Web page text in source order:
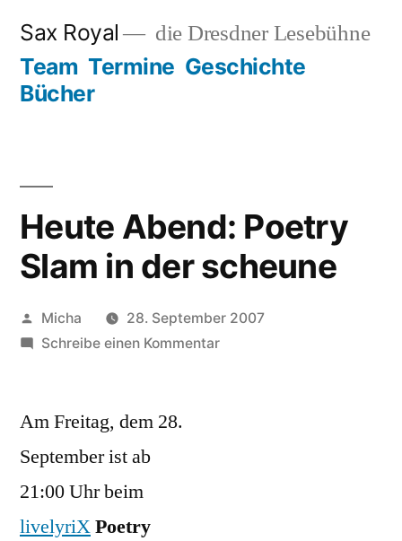
springen
Sax Royal die Dresdner Lesebühne
Team Termine Geschichte
Bücher
Heute Abend: Poetry
Slam in der scheune
Veröffentlicht
von
Micha
28. September 2007
Schreibe einen Kommentarzu
Am Freitag, dem 28.
September ist ab
21:00 Uhr beim
livelyriXPoetry